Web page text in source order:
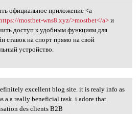
официальное
официальное приложение <a
mostbet-wns8.xyz/>mostbet</a>и
доступ к удобным функциям для
ставок на спорт прямо на свой
устройство.
excellent
excellent blog site. it is realy info as
a a really beneficial task. i adore that.
des clients B2B